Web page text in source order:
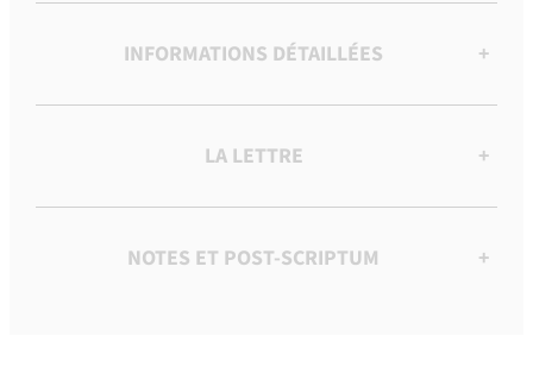
INFORMATIONS DÉTAILLÉES +
LA LETTRE +
NOTES ET POST-SCRIPTUM +